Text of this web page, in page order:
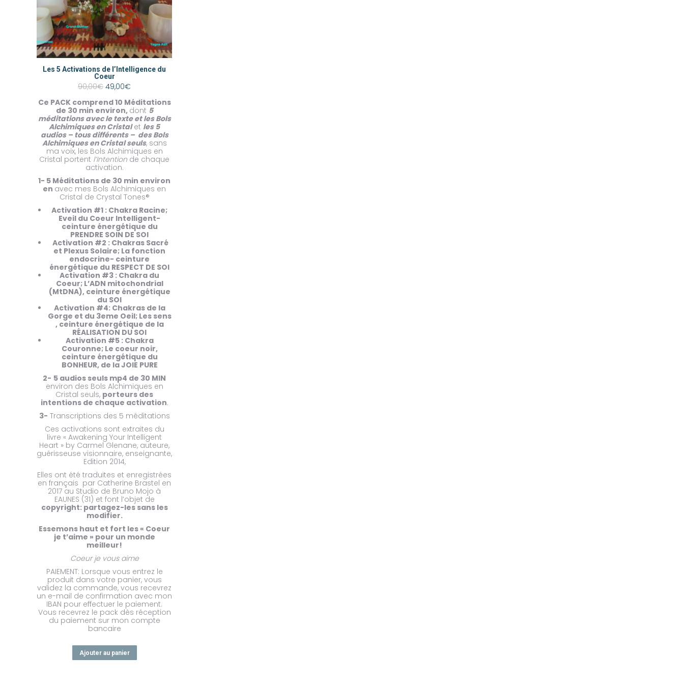
Les 5 Activations de l’Intelligence du
Coeur
90,00€ Le
initial
était :
90,00€.
49,00€
actuel
est :
49,00€.
Ce PACK comprend10 Méditations
de 30 min environ, dont 5
méditations avec le texte et les Bols
Alchimiques en Cristalet les 5
audios – tous différents – des Bols
Alchimiques en Cristal seuls, sans
ma voix, les Bols Alchimiques en
Cristal portent l’Intention de chaque
activation.
1- 5 Méditations de 30 min environ
en avec mes Bols Alchimiques en
Cristal de Crystal Tones®
Activation #1 : Chakra Racine;
Eveil du Coeur Intelligent-
ceinture énergétique du
PRENDRE SOIN DE SOI
Activation #2 : Chakras Sacré
et Plexus Solaire; La fonction
endocrine- ceinture
énergétique du RESPECT DE SOI
Activation #3 : Chakra du
Coeur; L’ADN mitochondrial
(MtDNA), ceinture énergétique
du SOI
Activation #4: Chakras de la
Gorge et du 3eme Oeil; Les sens
, ceinture énergétique de la
RÉALISATION DU SOI
Activation #5 : Chakra
Couronne; Le coeur noir,
ceinture énergétique du
BONHEUR, de la JOIE PURE
2- 5 audios seuls mp4 de 30 MIN
environ des Bols Alchimiques en
Cristal seuls, porteurs des
intentions de chaque activation.
3- Transcriptions des 5 méditations
Ces activations sont extraites du
livre « Awakening Your Intelligent
Heart » by Carmel Glenane, auteure,
guérisseuse visionnaire, enseignante,
Edition 2014,
Elles ont été traduites et enregistrées
en français par Catherine Brastel en
2017 au Studio de Bruno Mojo à
EAUNES (31) et font l’objet de
copyright: partagez-les sans les
modifier.
Essemons haut et fort les « Coeur
je t’aime » pour un monde
meilleur!
Coeur je vous aime
PAIEMENT: Lorsque vous entrez le
produit dans votre panier, vous
validez la commande, vous recevrez
un e-mail de confirmation avec mon
IBAN pour effectuer le paiement.
Vous recevrez le pack dès réception
du paiement sur mon compte
bancaire
Ajouter au panier